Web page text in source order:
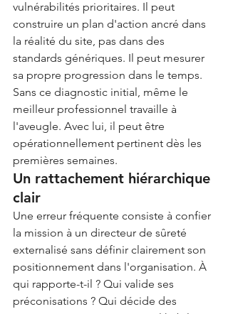
vulnérabilités prioritaires. Il peut
construire un plan d'action ancré dans
la réalité du site, pas dans des
standards génériques. Il peut mesurer
sa propre progression dans le temps.
Sans ce diagnostic initial, même le
meilleur professionnel travaille à
l'aveugle. Avec lui, il peut être
opérationnellement pertinent dès les
premières semaines.
Un rattachement hiérarchique
clair
Une erreur fréquente consiste à confier
la mission à un directeur de sûreté
externalisé sans définir clairement son
positionnement dans l'organisation. À
qui rapporte-t-il ? Qui valide ses
préconisations ? Qui décide des